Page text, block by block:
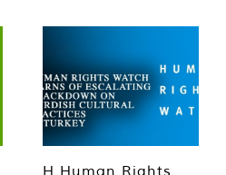
Η Human Rights